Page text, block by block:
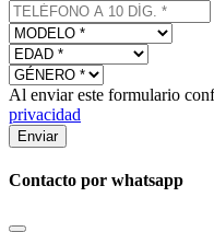
Al enviar este formulario
privacidad
Enviar
Contacto por whatsapp